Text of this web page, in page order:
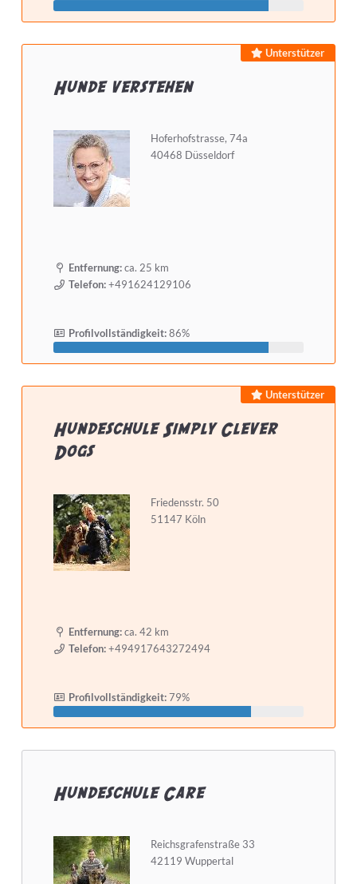
Detailsuche starten Unterstützer
Hunde verstehen
Hoferhofstrasse, 74a
40468 Düsseldorf
Entfernung:ca. 25 km
Telefon:+491624129106
Profilvollständigkeit:86%
Unterstützer
Hundeschule Simply Clever
Dogs
Friedensstr. 50
51147 Köln
Entfernung:ca. 42 km
Telefon:+494917643272494
Profilvollständigkeit:79%
Hundeschule Care
Reichsgrafenstraße 33
42119 Wuppertal